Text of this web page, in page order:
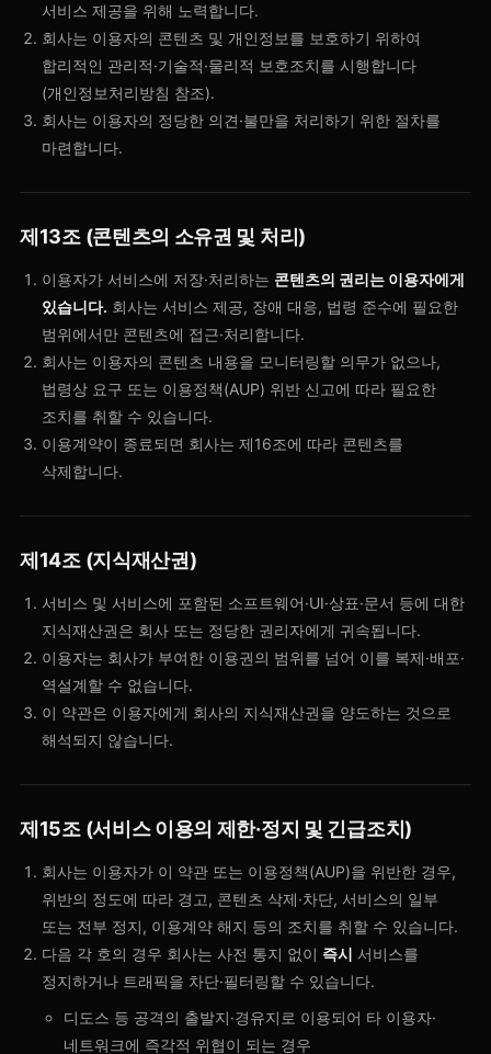
서비스 제공을 위해 노력합니다.
회사는 이용자의 콘텐츠 및 개인정보를 보호하기 위하여
합리적인 관리적·기술적·물리적 보호조치를 시행합니다
(개인정보처리방침 참조).
회사는 이용자의 정당한 의견·불만을 처리하기 위한 절차를
마련합니다.
제13조 (콘텐츠의 소유권 및 처리)
이용자가 서비스에 저장·처리하는 콘텐츠의 권리는 이용자에게
있습니다. 회사는 서비스 제공, 장애 대응, 법령 준수에 필요한
범위에서만 콘텐츠에 접근·처리합니다.
회사는 이용자의 콘텐츠 내용을 모니터링할 의무가 없으나,
법령상 요구 또는 이용정책(AUP) 위반 신고에 따라 필요한
조치를 취할 수 있습니다.
이용계약이 종료되면 회사는 제16조에 따라 콘텐츠를
삭제합니다.
제14조 (지식재산권)
서비스 및 서비스에 포함된 소프트웨어·UI·상표·문서 등에 대한
지식재산권은 회사 또는 정당한 권리자에게 귀속됩니다.
이용자는 회사가 부여한 이용권의 범위를 넘어 이를 복제·배포·
역설계할 수 없습니다.
이 약관은 이용자에게 회사의 지식재산권을 양도하는 것으로
해석되지 않습니다.
제15조 (서비스 이용의 제한·정지 및 긴급조치)
회사는 이용자가 이 약관 또는 이용정책(AUP)을 위반한 경우,
위반의 정도에 따라 경고, 콘텐츠 삭제·차단, 서비스의 일부
또는 전부 정지, 이용계약 해지 등의 조치를 취할 수 있습니다.
다음 각 호의 경우 회사는 사전 통지 없이 즉시 서비스를
정지하거나 트래픽을 차단·필터링할 수 있습니다.
디도스 등 공격의 출발지·경유지로 이용되어 타 이용자·
네트워크에 즉각적 위협이 되는 경우